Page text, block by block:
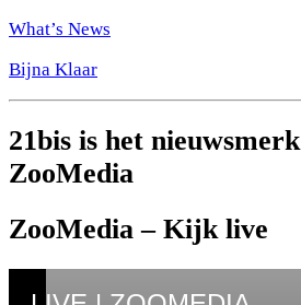
What’s News
Bijna Klaar
21bis is het
ZooMedia
ZooMedia – Kijk live